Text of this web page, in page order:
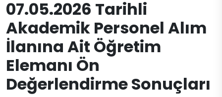
07.05.2026 Tarihli
Akademik Personel Alım
İlanına Ait Öğretim
Elemanı Ön
Değerlendirme Sonuçları